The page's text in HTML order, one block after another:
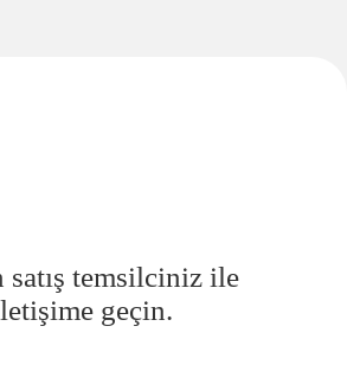
satış temsilciniz ile
geçin.